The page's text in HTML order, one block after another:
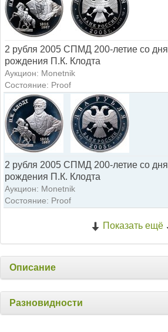
2 рубля 2005 СПМД 200-летие со дня
рождения П.К. Клодта
Аукцион: Monetnik
Состояние: Proof
2 рубля 2005 СПМД 200-летие со дня
рождения П.К. Клодта
Аукцион: Monetnik
Состояние: Proof
Показать ещё
Описание
Разновидности